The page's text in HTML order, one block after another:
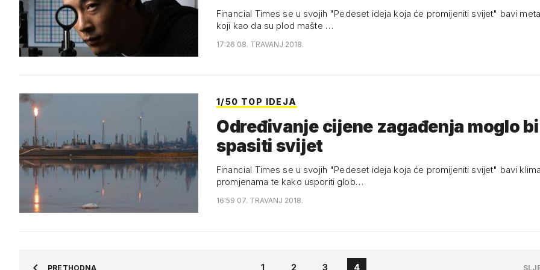
Financial Times se u svojih "Pedeset ideja koja će promijeniti svijet" bavi
koji kao da su plod mašte …
17:26 08. TRAVANJ 2018.
1/50 TOP IDEJA
Određivanje cijene zagađenja moglo bi
spasiti svijet
Financial Times se u svojih "Pedeset ideja koja će promijeniti svijet" bavi
promjenama te kako usporiti glob…
16:59 07. TRAVANJ 2018.
PRETHODNA 1 2 3 4